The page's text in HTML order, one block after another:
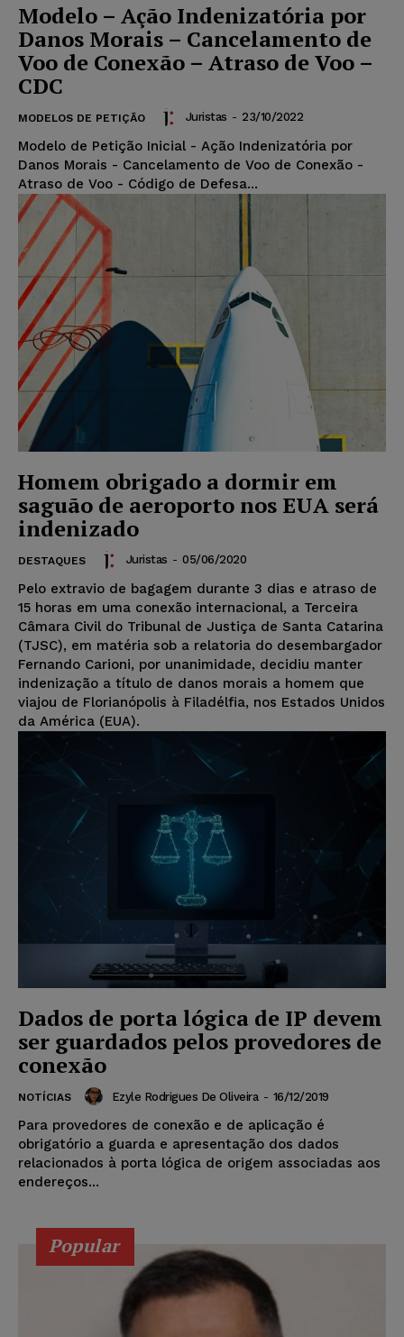
Modelo – Ação Indenizatória por
Danos Morais – Cancelamento de
Voo de Conexão – Atraso de Voo –
CDC
MODELOS DE PETIÇÃO Juristas - 23/10/2022
Modelo de Petição Inicial - Ação Indenizatória por
Danos Morais - Cancelamento de Voo de Conexão -
Atraso de Voo - Código de Defesa...
Homem obrigado a dormir em
saguão de aeroporto nos EUA será
indenizado
DESTAQUES Juristas - 05/06/2020
Pelo extravio de bagagem durante 3 dias e atraso de
15 horas em uma conexão internacional, a Terceira
Câmara Civil do Tribunal de Justiça de Santa Catarina
(TJSC), em matéria sob a relatoria do desembargador
Fernando Carioni, por unanimidade, decidiu manter
indenização a título de danos morais a homem que
viajou de Florianópolis à Filadélfia, nos Estados Unidos
da América (EUA).
Dados de porta lógica de IP devem
ser guardados pelos provedores de
conexão
NOTÍCIAS Ezyle Rodrigues De Oliveira - 16/12/2019
Para provedores de conexão e de aplicação é
obrigatório a guarda e apresentação dos dados
relacionados à porta lógica de origem associadas aos
endereços...
Popular